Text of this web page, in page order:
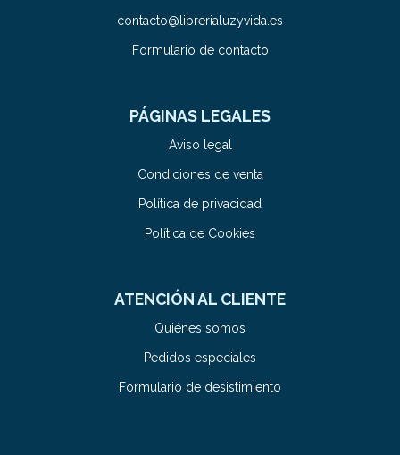
contacto@librerialuzyvida.es
Formulario de contacto
PÁGINAS LEGALES
Aviso legal
Condiciones de venta
Política de privacidad
Política de Cookies
ATENCIÓN AL CLIENTE
Quiénes somos
Pedidos especiales
Formulario de desistimiento